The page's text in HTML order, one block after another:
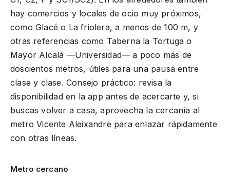
hay comercios y locales de ocio muy próximos,
como Glacé o La friolera, a menos de 100 m, y
otras referencias como Taberna la Tortuga o
Mayor Alcalá —Universidad— a poco más de
doscientos metros, útiles para una pausa entre
clase y clase. Consejo práctico: revisa la
disponibilidad en la app antes de acercarte y, si
buscas volver a casa, aprovecha la cercanía al
metro Vicente Aleixandre para enlazar rápidamente
con otras líneas.
Metro cercano